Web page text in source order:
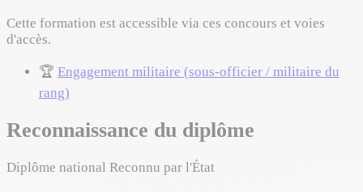
Cette formation est accessible via ces concours et voies
d'accès.
🏆 Engagement militaire (sous-officier / militaire du
rang)
Reconnaissance du diplôme
Diplôme national Reconnu par l'État